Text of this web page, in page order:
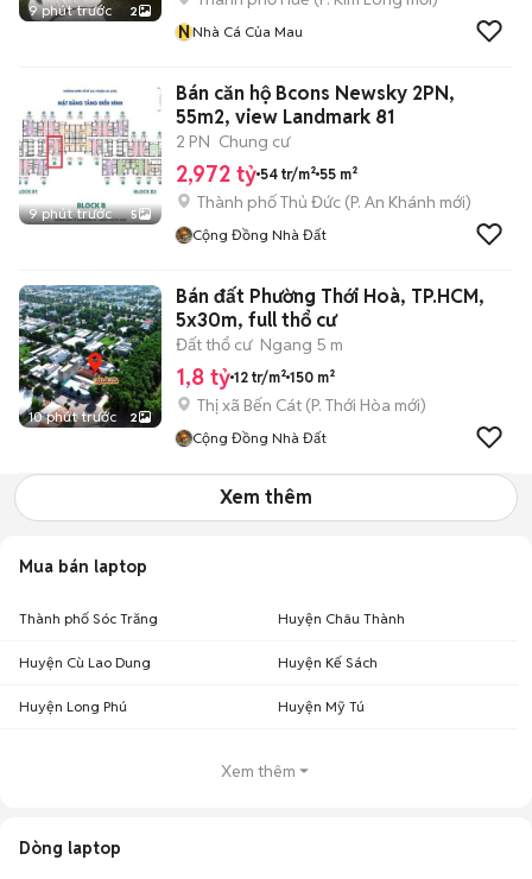
9 phút trước 2
NNhà Cá Của Mau
9 phút trước 5
Bán căn hộ Bcons Newsky 2PN,
55m2, view Landmark 81
2 PN Chung cư
2,972 tỷ 54 tr/m² 55 m²
Thành phố Thủ Đức (P. An Khánh mới)
Cộng Đồng Nhà Đất
10 phút trước 2
Bán đất Phường Thới Hoà, TP.HCM,
5x30m, full thổ cư
Đất thổ cư Ngang 5 m
1,8 tỷ 12 tr/m² 150 m²
Thị xã Bến Cát (P. Thới Hòa mới)
Cộng Đồng Nhà Đất
Xem thêm
Mua bán laptop
Thành phố Sóc Trăng Huyện Châu Thành
Huyện Cù Lao Dung Huyện Kế Sách
Huyện Long Phú Huyện Mỹ Tú
Xem thêm
Dòng laptop